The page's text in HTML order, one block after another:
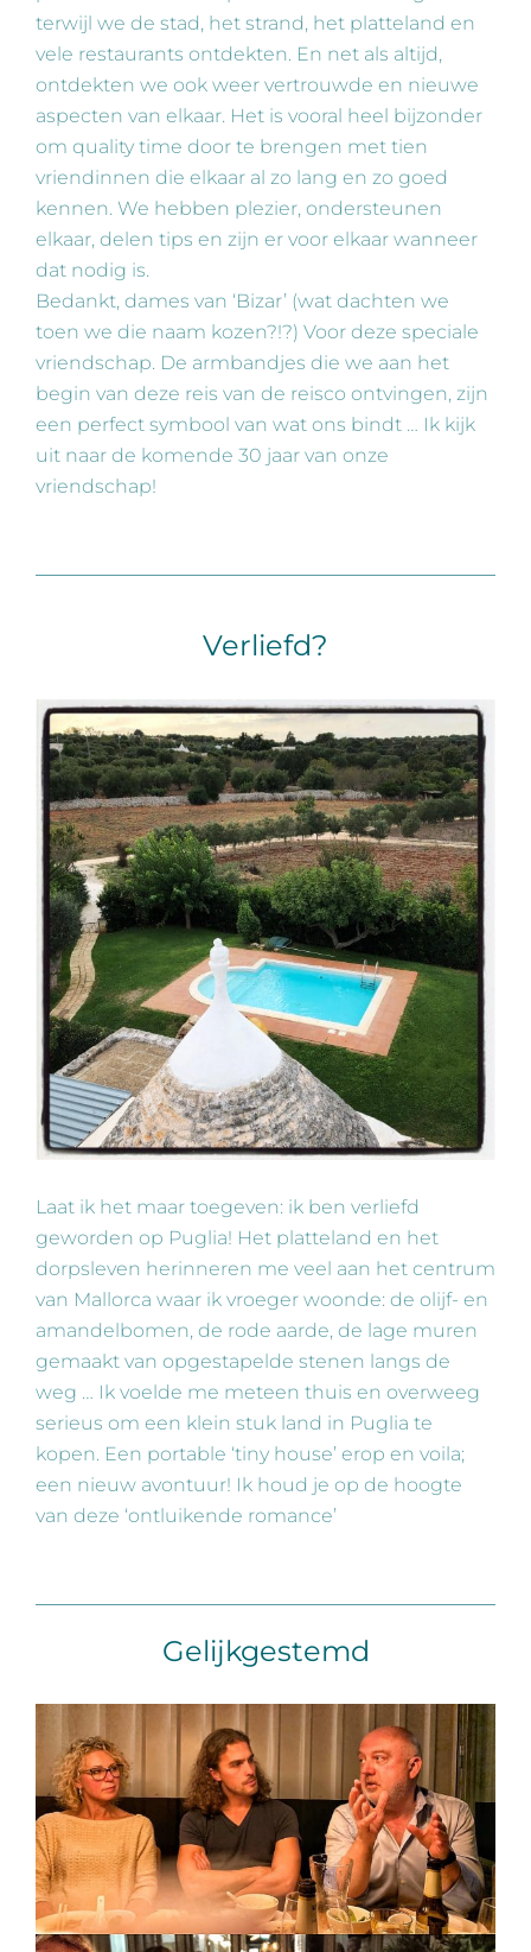
terwijl we de stad, het strand, het platteland en
vele restaurants ontdekten. En net als altijd,
ontdekten we ook weer vertrouwde en nieuwe
aspecten van elkaar. Het is vooral heel bijzonder
om quality time door te brengen met tien
vriendinnen die elkaar al zo lang en zo goed
kennen. We hebben plezier, ondersteunen
elkaar, delen tips en zijn er voor elkaar wanneer
dat nodig is.
Bedankt, dames van ‘Bizar’ (wat dachten we
toen we die naam kozen?!?) Voor deze speciale
vriendschap. De armbandjes die we aan het
begin van deze reis van de reisco ontvingen, zijn
een perfect symbool van wat ons bindt … Ik kijk
uit naar de komende 30 jaar van onze
vriendschap!
Verliefd?
Laat ik het maar toegeven: ik ben verliefd
geworden op Puglia! Het platteland en het
dorpsleven herinneren me veel aan het centrum
van Mallorca waar ik vroeger woonde: de olijf- en
amandelbomen, de rode aarde, de lage muren
gemaakt van opgestapelde stenen langs de
weg … Ik voelde me meteen thuis en overweeg
serieus om een ​​klein stuk land in Puglia te
kopen. Een portable ‘tiny house’ erop en voila;
een nieuw avontuur! Ik houd je op de hoogte
van deze ‘ontluikende romance’
Gelijkgestemd